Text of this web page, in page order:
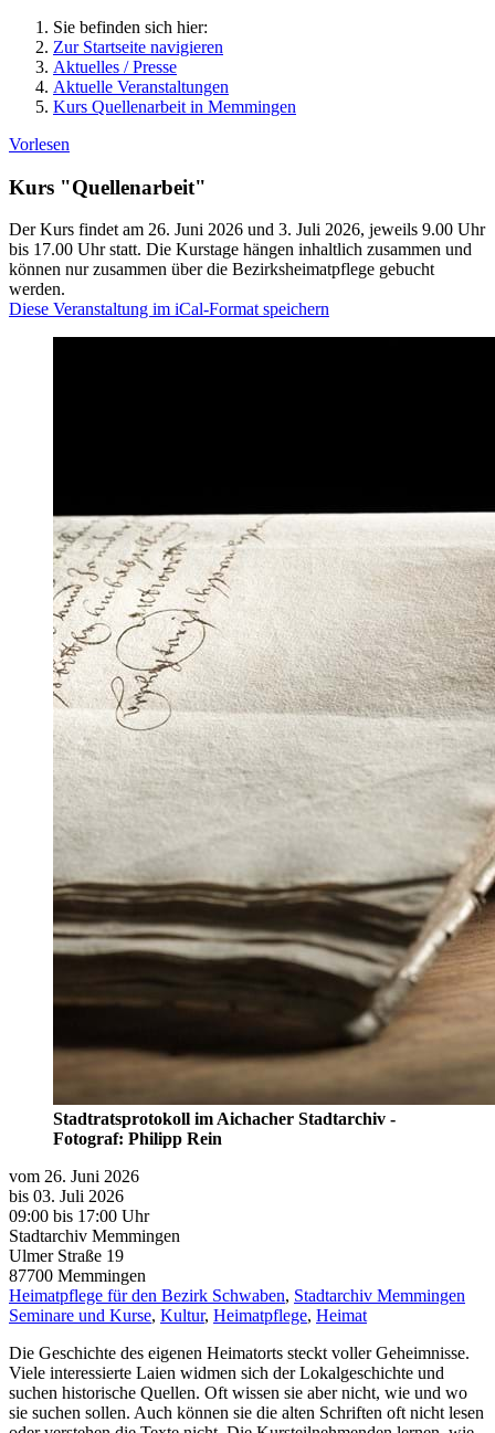
Sie befinden sich hier:
Zur Startseite navigieren
Aktuelles / Presse
Aktuelle Veranstaltungen
Kurs Quellenarbeit in Memmingen
Vorlesen
Kurs "Quellenarbeit"
Der Kurs findet am 26. Juni 2026 und 3. Juli 2026, jeweils 9.00 Uhr
bis 17.00 Uhr statt. Die Kurstage hängen inhaltlich zusammen und
können nur zusammen über die Bezirksheimatpflege gebucht
werden.
Diese Veranstaltung im iCal-Format speichern
Stadtratsprotokoll im Aichacher Stadtarchiv -
Fotograf: Philipp Rein
vom 26. Juni 2026
bis 03. Juli 2026
09:00 bis 17:00 Uhr
Stadtarchiv Memmingen
Ulmer Straße 19
87700 Memmingen
Heimatpflege für den Bezirk Schwaben, Stadtarchiv Memmingen
Seminare und Kurse, Kultur, Heimatpflege, Heimat
Die Geschichte des eigenen Heimatorts steckt voller Geheimnisse.
Viele interessierte Laien widmen sich der Lokalgeschichte und
suchen historische Quellen. Oft wissen sie aber nicht, wie und wo
sie suchen sollen. Auch können sie die alten Schriften oft nicht lesen